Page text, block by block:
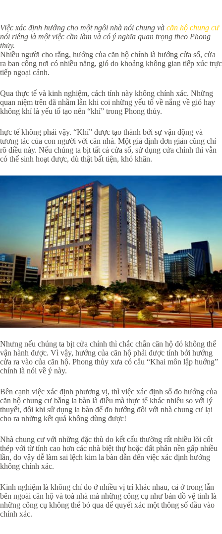
Việc xác định hướng cho một ngôi nhà nói chung và căn hộ chung cư
nói riêng là một việc cần làm và có ý nghĩa quan trọng theo Phong
thủy.
Nhiều người cho rằng, hướng của căn hộ chính là hướng cửa sổ, cửa
ra ban công nơi có nhiều nắng, gió do khoảng không gian tiếp xúc trực
tiếp ngoại cảnh.
Qua thực tế và kinh nghiệm, cách tính này không chính xác. Những
quan niệm trên đã nhầm lẫn khi coi những yếu tố về nắng về gió hay
không khí là yếu tố tạo nên “khí” trong Phong thủy.
hực tế không phải vậy. “Khí” được tạo thành bởi sự vận động và
tương tác của con người với căn nhà. Một giả định đơn giản cũng chỉ
rõ điều này. Nếu chúng ta bịt tất cả cửa sổ, sử dụng cửa chính thì vẫn
có thể sinh hoạt được, dù thật bất tiện, khó khăn.
Nhưng nếu chúng ta bịt cửa chính thì chắc chắn căn hộ đó không thể
vận hành được. Vì vậy, hướng của căn hộ phải được tính bởi hướng
cửa ra vào của căn hộ. Phong thủy xưa có câu “Khai môn lập huớng”
chính là nói về ý này.
Bên cạnh việc xác định phương vị, thì việc xác định số đo hướng của
căn hộ chung cư bằng la bàn là điều mà thực tế khác nhiều so với lý
thuyết, đôi khi sử dụng la bàn để đo hướng đối với nhà chung cư lại
cho ra những kết quả không dùng được!
Nhà chung cư với những đặc thù do kết cấu thường rất nhiều lõi cốt
thép với từ tính cao hơn các nhà biệt thự hoặc đất phân nền gấp nhiều
lần, do vậy dễ làm sai lệch kim la bàn dẫn đến việc xác định hướng
không chính xác.
Kinh nghiệm là không chỉ đo ở nhiều vị trí khác nhau, cả ở trong lẫn
bên ngoài căn hộ và toà nhà mà những công cụ như bản đồ vệ tinh là
những công cụ không thể bỏ qua để quyết xác một thông số đầu vào
chính xác.